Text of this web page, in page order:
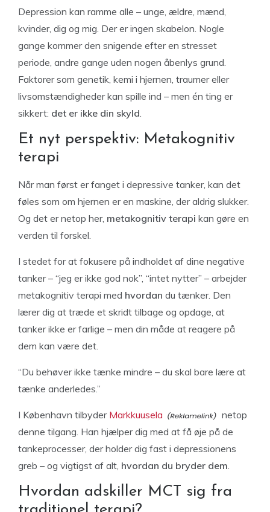
Depression kan ramme alle – unge, ældre, mænd,
kvinder, dig og mig. Der er ingen skabelon. Nogle
gange kommer den snigende efter en stresset
periode, andre gange uden nogen åbenlys grund.
Faktorer som genetik, kemi i hjernen, traumer eller
livsomstændigheder kan spille ind – men én ting er
sikkert: det er ikke din skyld.
Et nyt perspektiv: Metakognitiv
terapi
Når man først er fanget i depressive tanker, kan det
føles som om hjernen er en maskine, der aldrig slukker.
Og det er netop her, metakognitiv terapi kan gøre en
verden til forskel.
I stedet for at fokusere på indholdet af dine negative
tanker – “jeg er ikke god nok”, “intet nytter” – arbejder
metakognitiv terapi med hvordan du tænker. Den
lærer dig at træde et skridt tilbage og opdage, at
tanker ikke er farlige – men din måde at reagere på
dem kan være det.
“Du behøver ikke tænke mindre – du skal bare lære at
tænke anderledes.”
I København tilbyder Markkuusela
netop
denne tilgang. Han hjælper dig med at få øje på de
tankeprocesser, der holder dig fast i depressionens
greb – og vigtigst af alt, hvordan du bryder dem.
Hvordan adskiller MCT sig fra